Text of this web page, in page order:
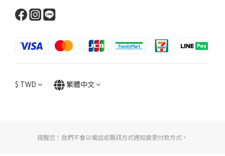
$ TWD 繁體中文
提醒您！我們不會以電話或簡訊方式通知變更付款方式。